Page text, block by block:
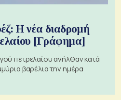
Η νέα διαδρομή
[Γράφημα]
πετρελαίου ανήλθαν κατά
βαρέλια την ημέρα